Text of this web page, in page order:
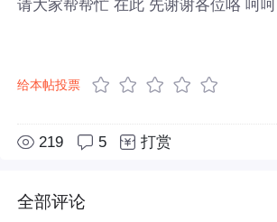
请大家帮帮忙 在此 先谢谢各位咯 呵呵
给本帖投票
219 5 打赏
全部评论